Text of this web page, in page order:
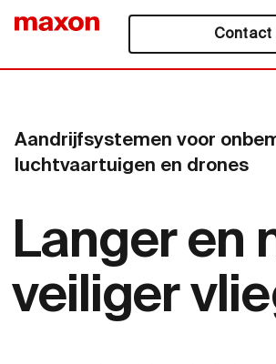
Contact
Aandrijfsystemen voor
luchtvaartuigen en drones
Langer en
veiliger